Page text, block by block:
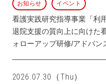
お知らせ イベント
看護実践研究指導事業「利
退院支援の質向上に向けた
ォローアップ研修/アドバ
2026.07.30（Thu）